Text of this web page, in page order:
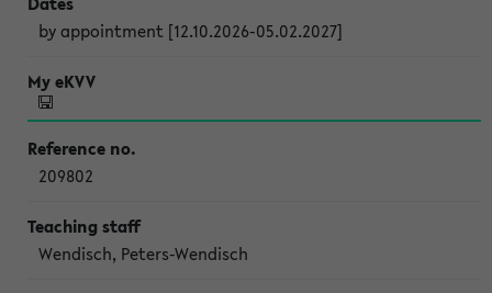
by appointment [12.10.2026-05.02.2027]
209802
Wendisch, Peters-Wendisch